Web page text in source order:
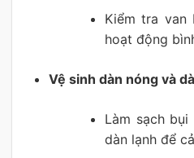
Kiểm tra van
hoạt động
Vệ sinh dàn nóng và
Làm sạch
dàn lạnh để